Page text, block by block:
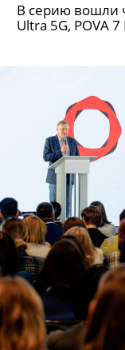
В серию вошли
Ultra 5G, POVA